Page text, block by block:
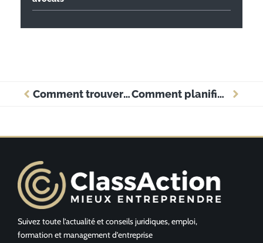
Comment trouver un fournisseur de caisse enregistreuse à Perpignan pour votre commerce ? Comment planifier un événement réussi ?
Suivez toute l’actualité et conseils juridiques, emploi,
formation et management d’entreprise